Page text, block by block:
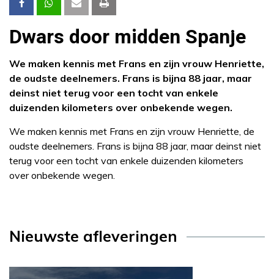
Dwars door midden Spanje
We maken kennis met Frans en zijn vrouw Henriette,
de oudste deelnemers. Frans is bijna 88 jaar, maar
deinst niet terug voor een tocht van enkele
duizenden kilometers over onbekende wegen.
We maken kennis met Frans en zijn vrouw Henriette, de
oudste deelnemers. Frans is bijna 88 jaar, maar deinst niet
terug voor een tocht van enkele duizenden kilometers
over onbekende wegen.
Nieuwste afleveringen